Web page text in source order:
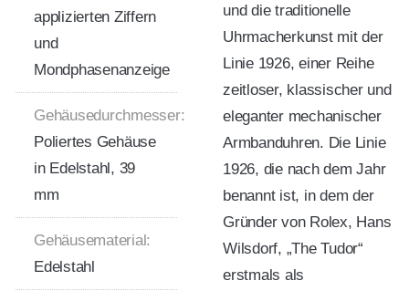
applizierten Ziffern
und
Mondphasenanzeige
Gehäusedurchmesser:
Poliertes Gehäuse
in Edelstahl, 39
mm
Gehäusematerial:
Edelstahl
und die traditionelle
Uhrmacherkunst mit der
Linie 1926, einer Reihe
zeitloser, klassischer und
eleganter mechanischer
Armbanduhren. Die Linie
1926, die nach dem Jahr
benannt ist, in dem der
Gründer von Rolex, Hans
Wilsdorf, „The Tudor“
erstmals als